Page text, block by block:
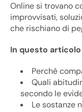
Online si trovano
improvvisati,
che rischiano di
In questo
Perché
Quali
secondo le
Le sostanze